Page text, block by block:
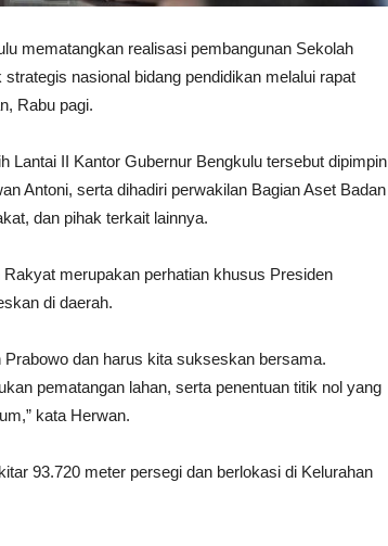
mematangkan realisasi pembangunan Sekolah
nasional bidang pendidikan melalui rapat
Rabu pagi.
Lantai II Kantor Gubernur Bengkulu tersebut dipimpin
Antoni, serta dihadiri perwakilan Bagian Aset Badan
dan pihak terkait lainnya.
merupakan perhatian khusus Presiden
di daerah.
dan harus kita sukseskan bersama.
pematangan lahan, serta penentuan titik nol yang
kata Herwan.
93.720 meter persegi dan berlokasi di Kelurahan